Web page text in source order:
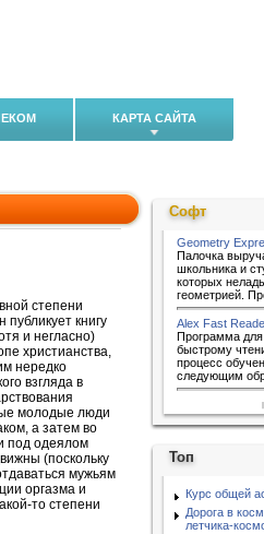
КАРТА САЙТА
степени
книгу
и негласно)
христианства,
нередко
взгляда в
молодые люди
а затем во
под одеялом
(поскольку
мужьям
оргазма и
то степени
Софт
Geometry
Палочка
школьника и
которых
геометрией.
Alex Fast
Программа
быстрому
процесс
следующим
Топ
Курс общей
Дорога в
летчика-